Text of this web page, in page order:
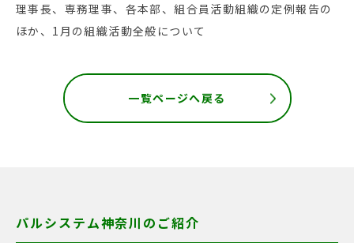
理事長、専務理事、各本部、組合員活動組織の定例報告の
ほか、1月の組織活動全般について
一覧ページへ戻る
パルシステム神奈川のご紹介